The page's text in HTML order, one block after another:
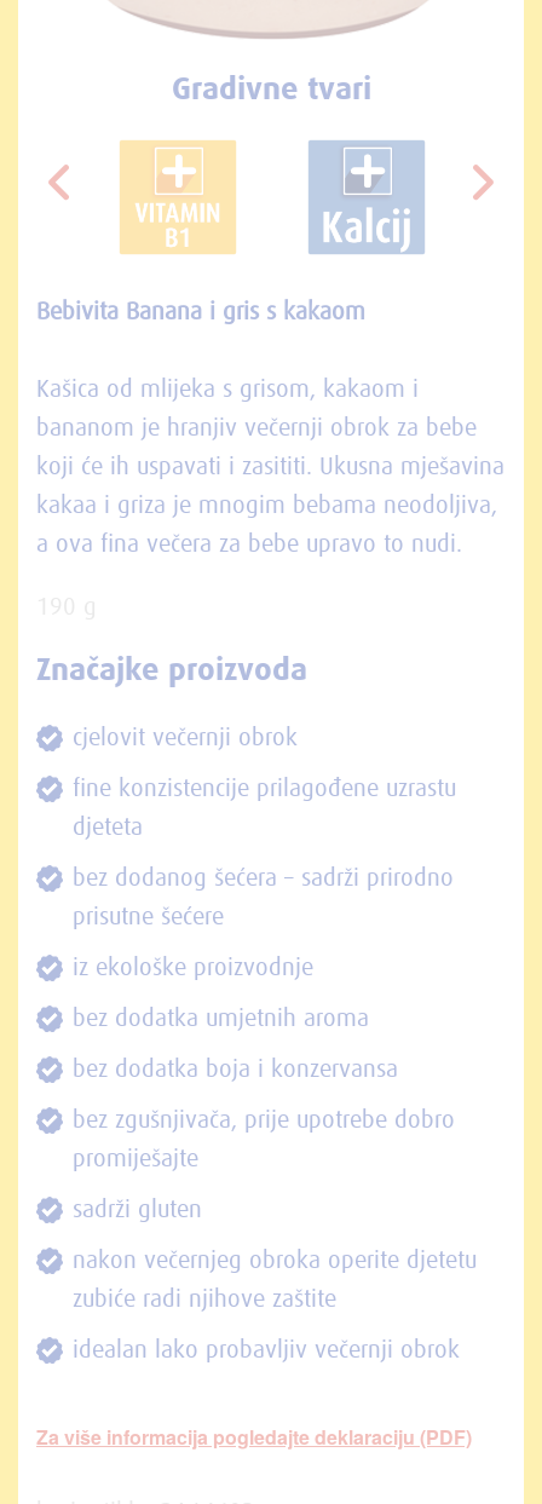
Gradivne tvari
Bebivita Banana i gris s kakaom
Kašica od mlijeka s grisom, kakaom i
bananom je hranjiv večernji obrok za bebe
koji će ih uspavati i zasititi. Ukusna mješavina
kakaa i griza je mnogim bebama neodoljiva,
a ova fina večera za bebe upravo to nudi.
Značajke proizvoda
cjelovit večernji obrok
fine konzistencije prilagođene uzrastu
djeteta
bez dodanog šećera – sadrži prirodno
prisutne šećere
iz ekološke proizvodnje
bez dodatka umjetnih aroma
bez dodatka boja i konzervansa
bez zgušnjivača, prije upotrebe dobro
promiješajte
sadrži gluten
nakon večernjeg obroka operite djetetu
zubiće radi njihove zaštite
idealan lako probavljiv večernji obrok
Za više informacija pogledajte deklaraciju (PDF)